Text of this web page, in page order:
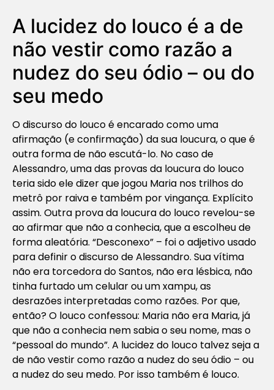
A lucidez do louco é a de
não vestir como razão a
nudez do seu ódio – ou do
seu medo
O discurso do louco é encarado como uma
afirmação (e confirmação) da sua loucura, o que é
outra forma de não escutá-lo. No caso de
Alessandro, uma das provas da loucura do louco
teria sido ele dizer que jogou Maria nos trilhos do
metrô por raiva e também por vingança. Explícito
assim. Outra prova da loucura do louco revelou-se
ao afirmar que não a conhecia, que a escolheu de
forma aleatória. “Desconexo” – foi o adjetivo usado
para definir o discurso de Alessandro. Sua vítima
não era torcedora do Santos, não era lésbica, não
tinha furtado um celular ou um xampu, as
desrazões interpretadas como razões. Por que,
então? O louco confessou: Maria não era Maria, já
que não a conhecia nem sabia o seu nome, mas o
“pessoal do mundo”. A lucidez do louco talvez seja a
de não vestir como razão a nudez do seu ódio – ou
a nudez do seu medo. Por isso também é louco.